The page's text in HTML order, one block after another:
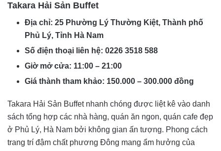
Takara Hải Sản Buffet
Địa chỉ: 25 Phường Lý Thường Kiệt, Thành phố
Phủ Lý, Tỉnh Hà Nam
Số điện thoại liên hệ: 0226 3518 588
Giờ mở cửa: 11:00 – 21:00
Giá thành tham khảo: 150.000 – 300.000 đồng
Takara Hải Sản Buffet nhanh chóng được liệt kê vào danh
sách tổng hợp các nhà hàng, quán ăn ngon, quán cafe đẹp
ở Phủ Lý, Hà Nam bởi không gian ấn tượng. Phong cách
trang trí đậm chất phương Đông mang ẩm hưởng của